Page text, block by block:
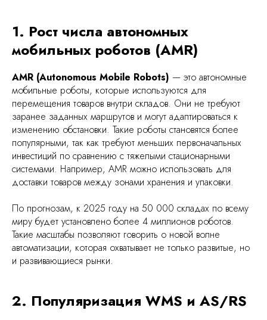
1. Рост числа автономных
мобильных роботов (AMR)
AMR (Autonomous Mobile Robots) — это автономные
мобильные роботы, которые используются для
перемещения товаров внутри складов. Они не требуют
заранее заданных маршрутов и могут адаптироваться к
изменению обстановки. Такие роботы становятся более
популярными, так как требуют меньших первоначальных
инвестиций по сравнению с тяжелыми стационарными
системами. Например, AMR можно использовать для
доставки товаров между зонами хранения и упаковки.
По прогнозам, к 2025 году на 50 000 складах по всему
миру будет установлено более 4 миллионов роботов.
Такие масштабы позволяют говорить о новой волне
автоматизации, которая охватывает не только развитые, но
и развивающиеся рынки.
2. Популяризация WMS и AS/RS